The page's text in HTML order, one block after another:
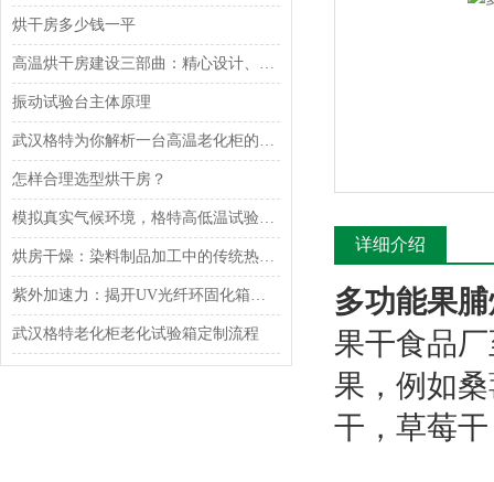
烘干房多少钱一平
高温烘干房建设三部曲：精心设计、专业搭建与细致维护
振动试验台主体原理
武汉格特为你解析一台高温老化柜的生产组装周期
怎样合理选型烘干房？
模拟真实气候环境，格特高低温试验箱为产品可靠性保驾护航
烘房干燥：染料制品加工中的传统热风对流技术
紫外加速力：揭开UV光纤环固化箱双层设计面纱
武汉格特老化柜老化试验箱定制流程
详细介绍
多功能果
果干食品
果，例如
干，草莓